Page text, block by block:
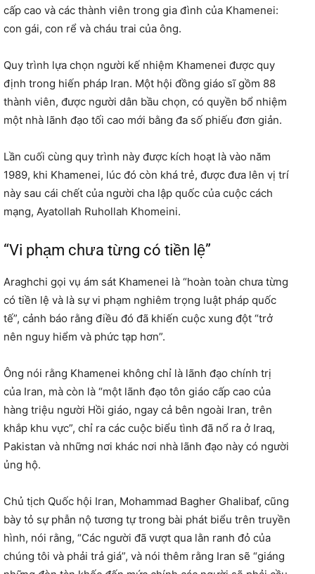
cấp cao và các thành viên trong gia đình của Khamenei:
con gái, con rể và cháu trai của ông.
Quy trình lựa chọn người kế nhiệm Khamenei được quy
định trong hiến pháp Iran. Một hội đồng giáo sĩ gồm 88
thành viên, được người dân bầu chọn, có quyền bổ nhiệm
một nhà lãnh đạo tối cao mới bằng đa số phiếu đơn giản.
Lần cuối cùng quy trình này được kích hoạt là vào năm
1989, khi Khamenei, lúc đó còn khá trẻ, được đưa lên vị trí
này sau cái chết của người cha lập quốc của cuộc cách
mạng, Ayatollah Ruhollah Khomeini.
“Vi phạm chưa từng có tiền lệ”
Araghchi gọi vụ ám sát Khamenei là “hoàn toàn chưa từng
có tiền lệ và là sự vi phạm nghiêm trọng luật pháp quốc
tế”, cảnh báo rằng điều đó đã khiến cuộc xung đột “trở
nên nguy hiểm và phức tạp hơn”.
Ông nói rằng Khamenei không chỉ là lãnh đạo chính trị
của Iran, mà còn là “một lãnh đạo tôn giáo cấp cao của
hàng triệu người Hồi giáo, ngay cả bên ngoài Iran, trên
khắp khu vực”, chỉ ra các cuộc biểu tình đã nổ ra ở Iraq,
Pakistan và những nơi khác nơi nhà lãnh đạo này có người
ủng hộ.
Chủ tịch Quốc hội Iran, Mohammad Bagher Ghalibaf, cũng
bày tỏ sự phẫn nộ tương tự trong bài phát biểu trên truyền
hình, nói rằng, “Các người đã vượt qua lằn ranh đỏ của
chúng tôi và phải trả giá”, và nói thêm rằng Iran sẽ “giáng